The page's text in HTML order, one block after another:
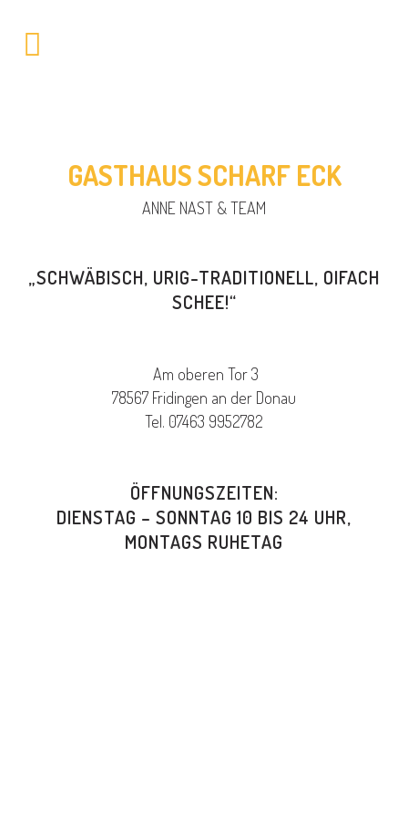
GASTHAUS SCHARF ECK
ANNE NAST & TEAM
„SCHWÄBISCH, URIG-TRADITIONELL, OIFACH
SCHEE!“
Am oberen Tor 3
78567 Fridingen an der Donau
Tel. 07463 9952782
ÖFFNUNGSZEITEN:
DIENSTAG – SONNTAG 10 BIS 24 UHR,
MONTAGS RUHETAG